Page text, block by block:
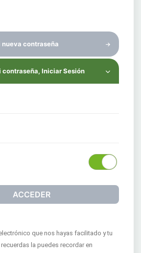
contraseña
contraseña, Iniciar Sesión
ACCEDER
que nos hayas facilitado y tu
la puedes recordar en